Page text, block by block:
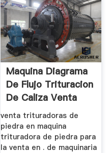
Maquina Diagrama
De Flujo Trituracion
De Caliza Venta
venta trituradoras de
piedra en maquina
trituradora de piedra para
la venta en . de maquinaria